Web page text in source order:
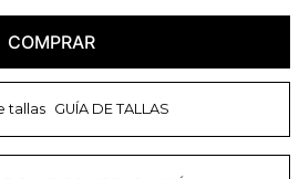
COMPRAR
GUÍA DE TALLAS